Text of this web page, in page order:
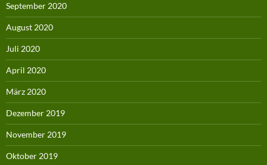
September 2020
August 2020
Juli 2020
April 2020
März 2020
Dezember 2019
November 2019
Oktober 2019